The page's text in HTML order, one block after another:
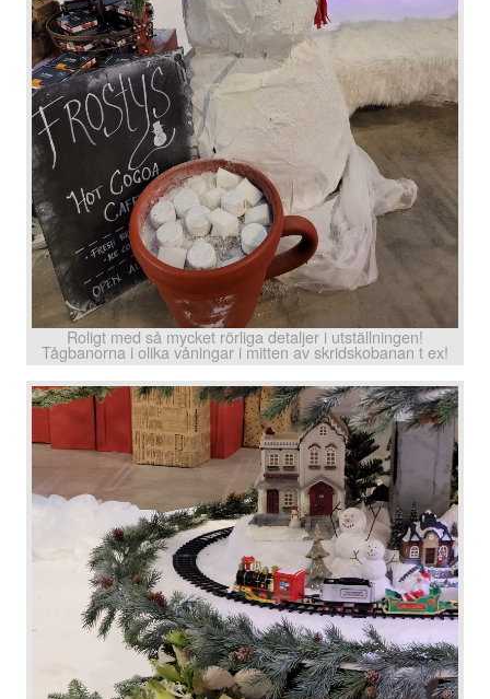
Roligt med så mycket rörliga detaljer i utställningen!
Tågbanorna i olika våningar i mitten av skridskobanan t ex!